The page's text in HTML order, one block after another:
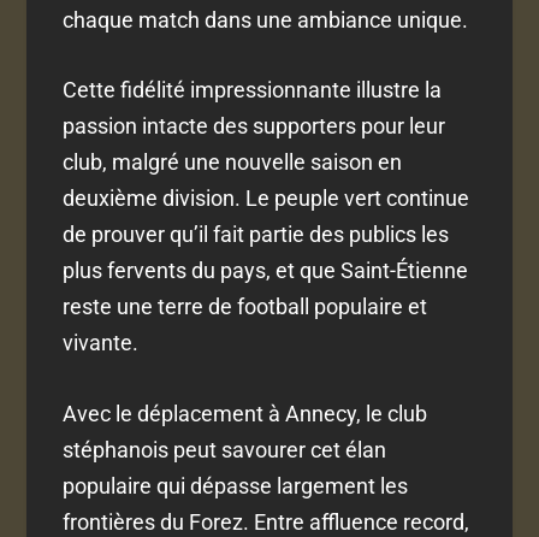
chaque match dans une ambiance unique.
Cette fidélité impressionnante illustre la
passion intacte des supporters pour leur
club, malgré une nouvelle saison en
deuxième division. Le peuple vert continue
de prouver qu’il fait partie des publics les
plus fervents du pays, et que Saint-Étienne
reste une terre de football populaire et
vivante.
Avec le déplacement à Annecy, le club
stéphanois peut savourer cet élan
populaire qui dépasse largement les
frontières du Forez. Entre affluence record,